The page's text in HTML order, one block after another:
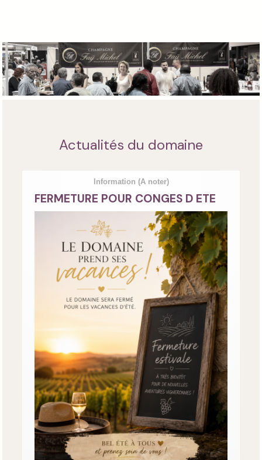
Actualités du domaine
Information (A noter)
FERMETURE POUR CONGES D ETE